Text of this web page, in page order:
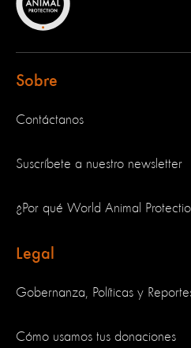
Sobre
Contáctanos
Suscríbete a nuestro newsletter
¿Por qué World Animal
Legal
Gobernanza, Políticas y
Cómo usamos tus donaciones